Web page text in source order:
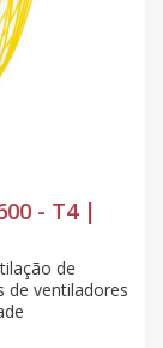
- T4 |
de
ventiladores